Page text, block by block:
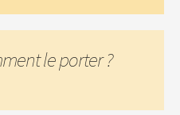
le porter ?